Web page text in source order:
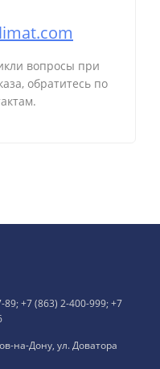
вопросы при
обратитесь по
89; +7 (863) 2-400-999; +7
на-Дону, ул. Доватора